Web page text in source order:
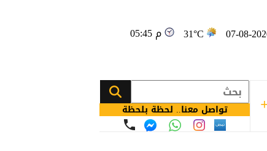
31°C 05:45 م
تواصل معنا.. لحظة بلحظة